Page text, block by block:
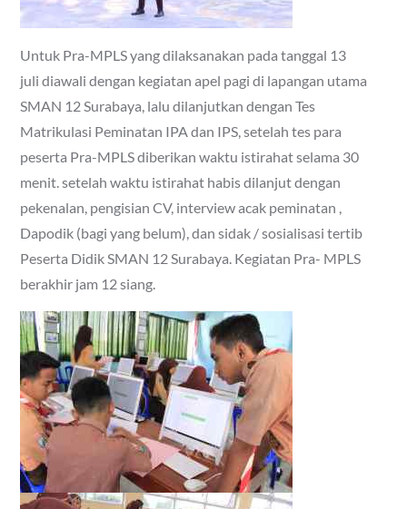
Untuk Pra-MPLS yang dilaksanakan pada tanggal 13
juli diawali dengan kegiatan apel pagi di lapangan utama
SMAN 12 Surabaya, lalu dilanjutkan dengan Tes
Matrikulasi Peminatan IPA dan IPS, setelah tes para
peserta Pra-MPLS diberikan waktu istirahat selama 30
menit. setelah waktu istirahat habis dilanjut dengan
pekenalan, pengisian CV, interview acak peminatan ,
Dapodik (bagi yang belum), dan sidak / sosialisasi tertib
Peserta Didik SMAN 12 Surabaya. Kegiatan Pra- MPLS
berakhir jam 12 siang.